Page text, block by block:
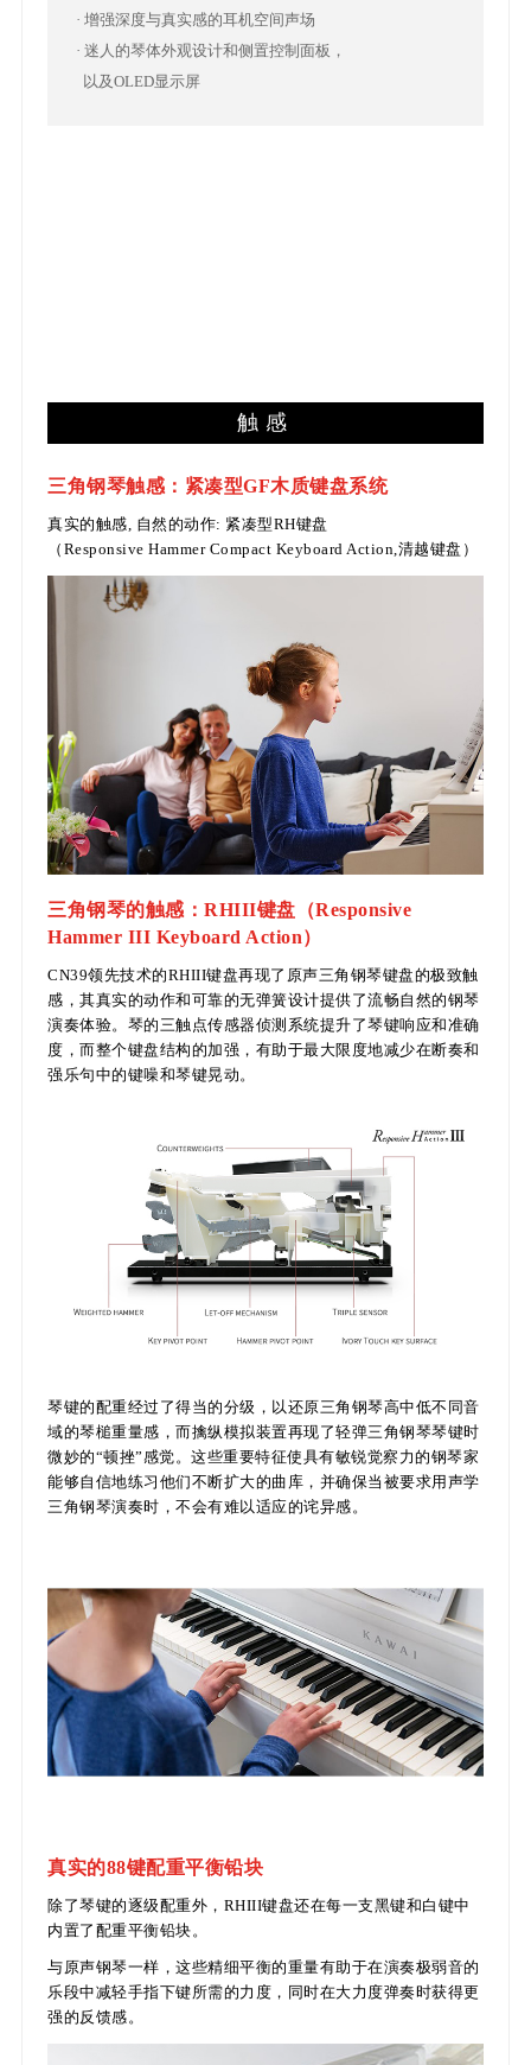
· 增强深度与真实感的耳机空间声场
· 迷人的琴体外观设计和侧置控制面板，
以及OLED显示屏
触感
三角钢琴触感：紧凑型GF木质键盘系统
真实的触感, 自然的动作: 紧凑型RH键盘
（Responsive Hammer Compact Keyboard Action,清越键盘）
三角钢琴的触感：RHIII键盘（Responsive
Hammer III Keyboard Action）
CN39领先技术的RHIII键盘再现了原声三角钢琴键盘的极致触
感，其真实的动作和可靠的无弹簧设计提供了流畅自然的钢琴
演奏体验。琴的三触点传感器侦测系统提升了琴键响应和准确
度，而整个键盘结构的加强，有助于最大限度地减少在断奏和
强乐句中的键噪和琴键晃动。
琴键的配重经过了得当的分级，以还原三角钢琴高中低不同音
域的琴槌重量感，而擒纵模拟装置再现了轻弹三角钢琴琴键时
微妙的“顿挫”感觉。这些重要特征使具有敏锐觉察力的钢琴家
能够自信地练习他们不断扩大的曲库，并确保当被要求用声学
三角钢琴演奏时，不会有难以适应的诧异感。
真实的88键配重平衡铅块
除了琴键的逐级配重外，RHIII键盘还在每一支黑键和白键中
内置了配重平衡铅块。
与原声钢琴一样，这些精细平衡的重量有助于在演奏极弱音的
乐段中减轻手指下键所需的力度，同时在大力度弹奏时获得更
强的反馈感。